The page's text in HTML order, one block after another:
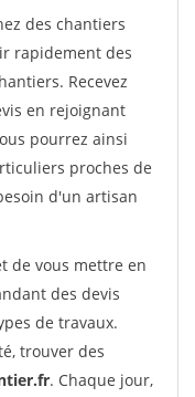
des chantiers
rapidement des
Recevez
en rejoignant
pourrez ainsi
proches de
d'un artisan
de vous mettre en
des devis
de travaux.
trouver des
. Chaque jour,